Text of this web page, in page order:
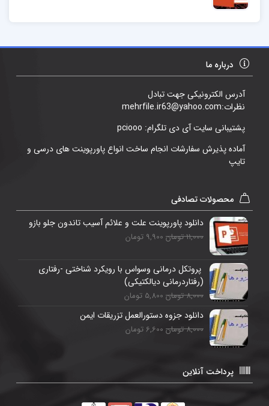
درباره ما
آدرس الکترونیکی جهت تبادل
نظرات:mehrfile.ir63@yahoo.com
پشتیبانی سایت آی دی تلگرام: pciooo
آماده پذیرش سفارشات انجام ساخت انواع پاورپوینت های درسی و
تایپ
محصولات تصادفی
دانلود پاورپوینت علت و علائم آسیب تاندون جلو بازو
11,000 تومان 9,900 تومان
پروتکل درمانی وسواس با رویکرد شناختی -رفتاری
(رفتاردرمانی دیالکتیکی)
8,000 تومان 5,800 تومان
دانلود جزوه دستورالعمل تزریقات ایمن
8,000 تومان 6,600 تومان
پرداخت آنلاین